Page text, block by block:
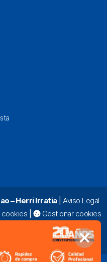
– Herri Irratia|Aviso Legal
cookies
Gestionar cookies
|
94 423 92 00|